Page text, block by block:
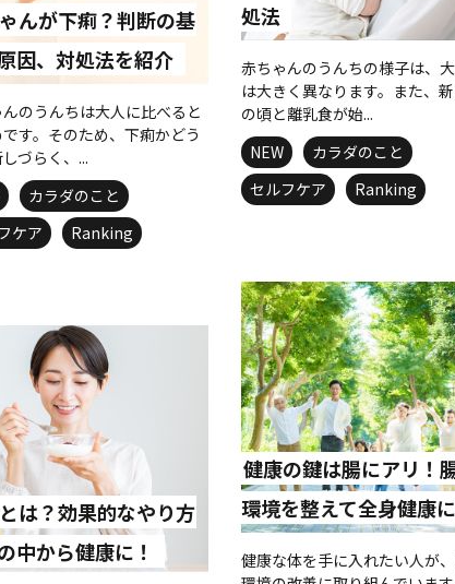
んが下痢？判断の基
因、対処法を紹介
のうんちは大人に比べると
です。そのため、下痢かどう
づらく、...
カラダのこと
ケア
Ranking
処法
赤ちゃんのうんちの様子は、
は大きく異なります。また、
の頃と離乳食が始...
NEW
カラダのこと
セルフケア
Ranking
は？効果的なやり方
中から健康に！
健康の鍵は腸にアリ！
環境を整えて全身健康に
健康な体を手に入れたい人が